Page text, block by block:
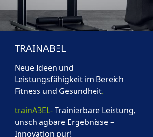
TRAINABEL
Neue Ideen und
Leistungsfähigkeit im Bereich
Fitness und Gesundheit.
trainABEL-Trainierbare Leistung,
unschlagbare Ergebnisse –
Innovation pur!